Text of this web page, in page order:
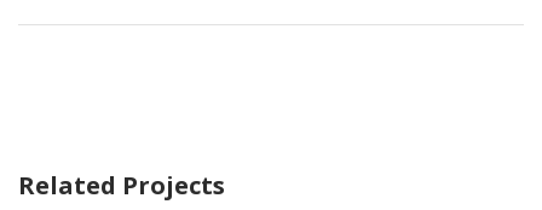
Related Projects